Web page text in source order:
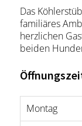
Das
familiäres
herzlichen
beiden
Montag